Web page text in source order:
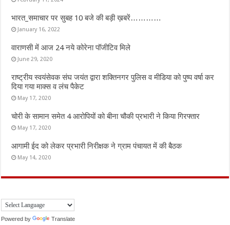
भारत_समाचार पर सुबह 10 बजे की बड़ी ख़बरें…………
January 16, 2022
वाराणसी में आज 24 नये कोरेना पॉजीटिव मिले
June 29, 2020
राष्ट्रीय स्वयंसेवक संघ जयंत द्वारा शक्तिनगर पुलिस व मीडिया को पुष्प वर्षा कर
दिया गया माक्स व लंच पैकेट
May 17, 2020
चोरी के सामान समेत 4 आरोपियों को बीना चौकी प्रभारी ने किया गिरफ्तार
May 17, 2020
आगामी ईद को लेकर प्रभारी निरीक्षक ने ग्राम पंचायत में की बैठक
May 14, 2020
Powered by Translate